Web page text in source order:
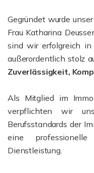
Gegründet wurde
Frau Katharina
sind wir erfolgreich in
außerordentlich stolz
Zuverlässigkeit,
Als Mitglied im
verpflichten wir
Berufsstandards der
eine professionelle
Dienstleistung.